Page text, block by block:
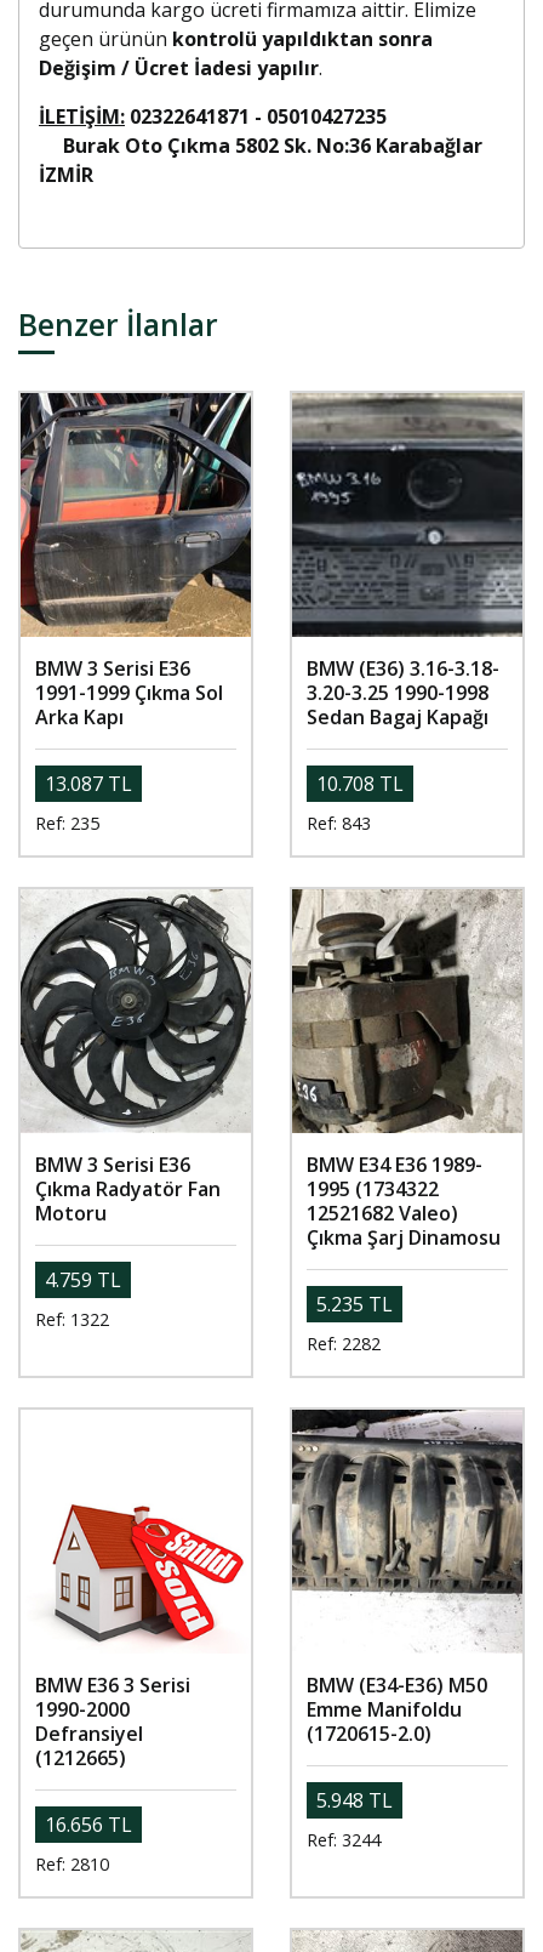
durumunda kargo ücreti firmamıza aittir. Elimize
geçen ürünün kontrolü yapıldıktan sonra
Değişim / Ücret İadesi yapılır.
İLETİŞİM: 02322641871 - 05010427235
Burak Oto Çıkma 5802 Sk. No:36 Karabağlar
İZMİR
Benzer İlanlar
BMW 3 Serisi E36
1991-1999 Çıkma Sol
Arka Kapı
13.087 TL
Ref: 235
BMW (E36) 3.16-3.18-
3.20-3.25 1990-1998
Sedan Bagaj Kapağı
10.708 TL
Ref: 843
BMW 3 Serisi E36
Çıkma Radyatör Fan
Motoru
4.759 TL
Ref: 1322
BMW E34 E36 1989-
1995 (1734322
12521682 Valeo)
Çıkma Şarj Dinamosu
5.235 TL
Ref: 2282
BMW E36 3 Serisi
1990-2000
Defransiyel
(1212665)
16.656 TL
Ref: 2810
BMW (E34-E36) M50
Emme Manifoldu
(1720615-2.0)
5.948 TL
Ref: 3244